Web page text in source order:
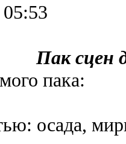
Пак сцен
пака:
осада,